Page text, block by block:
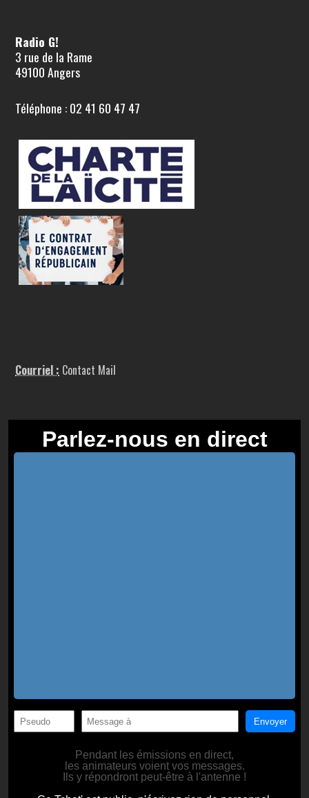
Radio G!
3 rue de la Rame
49100 Angers
Téléphone : 02 41 60 47 47
Courriel : Contact Mail